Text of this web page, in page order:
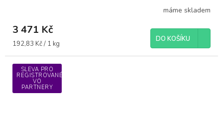
máme skladem
3 471 Kč
Měrná
192,83 Kč / 1 kg
DO KOŠÍKU
SLEVA PRO
REGISTROVANÉ
VO
PARTNERY